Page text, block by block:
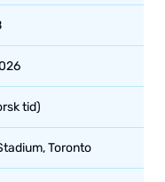
tid)
Toronto